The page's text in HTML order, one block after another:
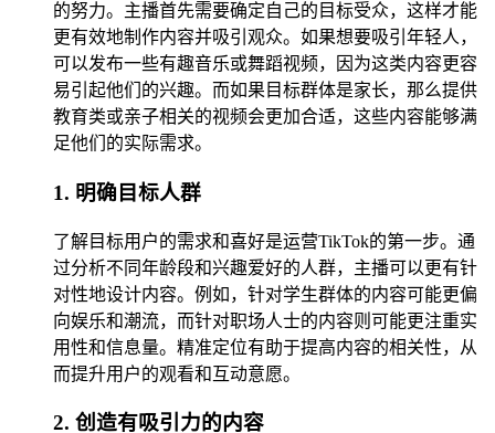
的努力。主播首先需要确定自己的目标受众，这样才能
更有效地制作内容并吸引观众。如果想要吸引年轻人，
可以发布一些有趣音乐或舞蹈视频，因为这类内容更容
易引起他们的兴趣。而如果目标群体是家长，那么提供
教育类或亲子相关的视频会更加合适，这些内容能够满
足他们的实际需求。
1. 明确目标人群
了解目标用户的需求和喜好是运营TikTok的第一步。通
过分析不同年龄段和兴趣爱好的人群，主播可以更有针
对性地设计内容。例如，针对学生群体的内容可能更偏
向娱乐和潮流，而针对职场人士的内容则可能更注重实
用性和信息量。精准定位有助于提高内容的相关性，从
而提升用户的观看和互动意愿。
2. 创造有吸引力的内容